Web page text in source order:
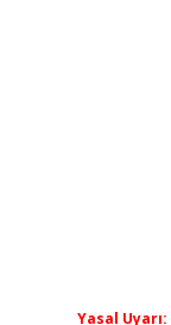
Yasal Uyarı: